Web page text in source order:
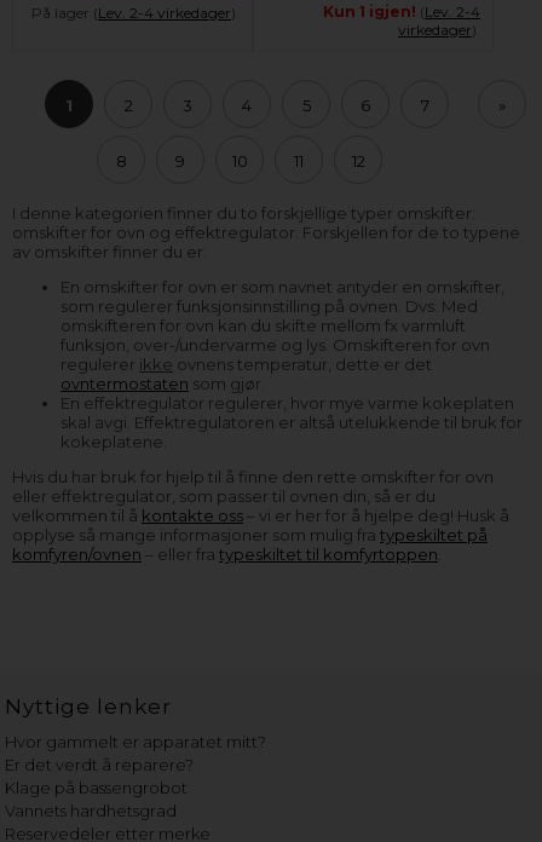
På lager (Lev. 2-4 virkedager). Kun 1 igjen! (Lev. 2-4
virkedager).
1 2 3 4 5 6 7
8 9 10 11 12
»
I denne kategorien finner du to forskjellige typer omskifter:
omskifter for ovn og effektregulator. Forskjellen for de to typene
av omskifter finner du er:
En omskifter for ovn er som navnet antyder en omskifter,
som regulerer funksjonsinnstilling på ovnen. Dvs. Med
omskifteren for ovn kan du skifte mellom fx varmluft
funksjon, over-/undervarme og lys. Omskifteren for ovn
regulerer ikke ovnens temperatur, dette er det
ovntermostaten som gjør.
En effektregulator regulerer, hvor mye varme kokeplaten
skal avgi. Effektregulatoren er altså utelukkende til bruk for
kokeplatene.
Hvis du har bruk for hjelp til å finne den rette omskifter for ovn
eller effektregulator, som passer til ovnen din, så er du
velkommen til å kontakte oss– vi er her for å hjelpe deg! Husk å
opplyse så mange informasjoner som mulig fra typeskiltet på
komfyren/ovnen – eller fra typeskiltet til komfyrtoppen
Nyttige lenker
Hvor gammelt er apparatet mitt?
Er det verdt å reparere?
Klage på bassengrobot
Vannets hardhetsgrad
Reservedeler etter merke